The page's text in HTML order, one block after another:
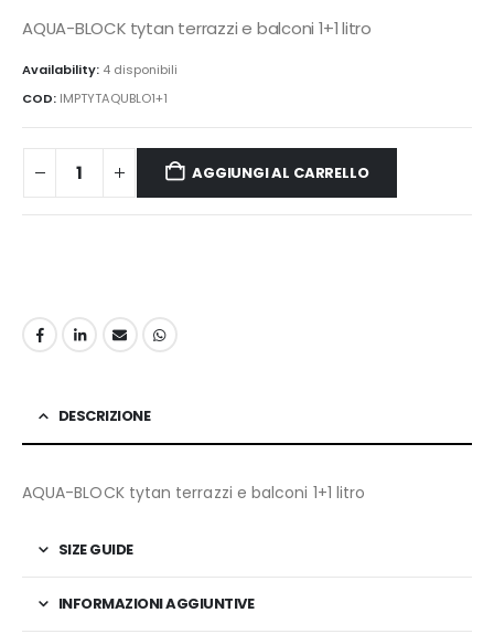
AQUA-BLOCK tytan terrazzi e balconi 1+1 litro
Availability: 4 disponibili
COD: IMPTYTAQUBLO1+1
AGGIUNGI AL CARRELLO
DESCRIZIONE
AQUA-BLOCK tytan terrazzi e balconi 1+1 litro
SIZE GUIDE
INFORMAZIONI AGGIUNTIVE